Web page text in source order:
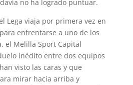
no ha logrado puntuar.
Lega viaja por primera vez en
enfrentarse a uno de los
el Melilla Sport Capital
inédito entre dos equipos
visto las caras y que
mirar hacia arriba y